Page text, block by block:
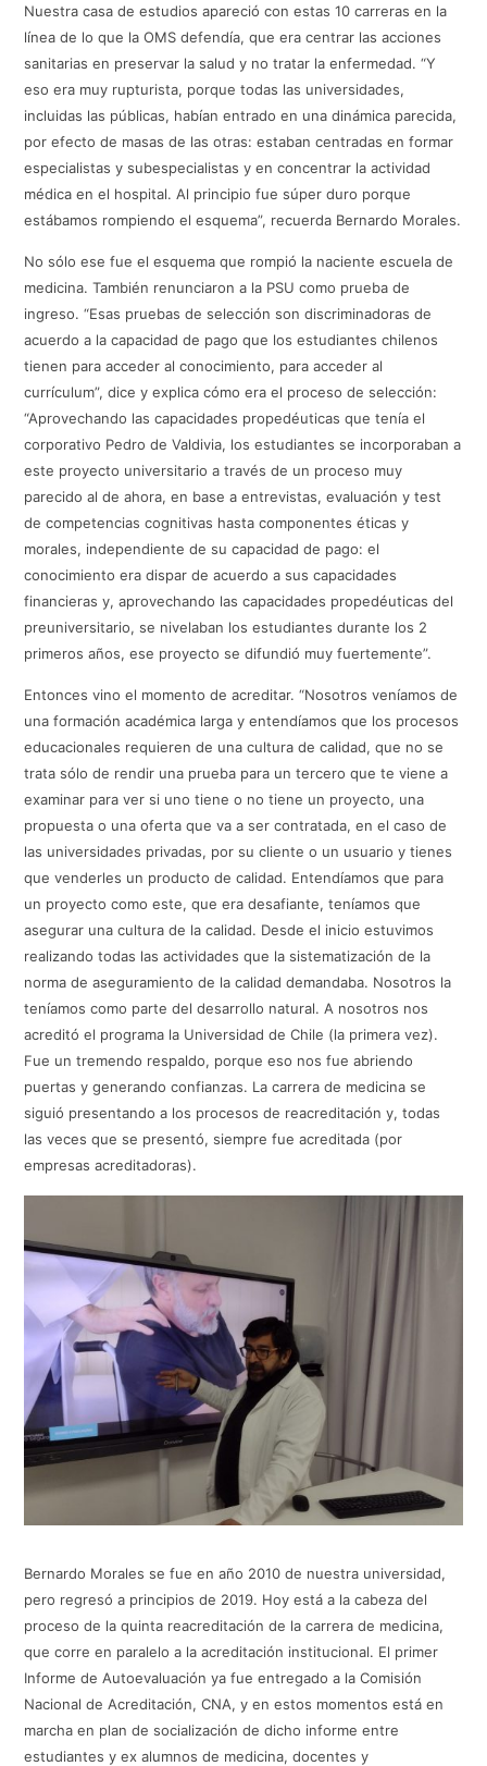
Nuestra casa de estudios apareció con estas 10 carreras en la
línea de lo que la OMS defendía, que era centrar las acciones
sanitarias en preservar la salud y no tratar la enfermedad. “Y
eso era muy rupturista, porque todas las universidades,
incluidas las públicas, habían entrado en una dinámica parecida,
por efecto de masas de las otras: estaban centradas en formar
especialistas y subespecialistas y en concentrar la actividad
médica en el hospital. Al principio fue súper duro porque
estábamos rompiendo el esquema”, recuerda Bernardo Morales.
No sólo ese fue el esquema que rompió la naciente escuela de
medicina. También renunciaron a la PSU como prueba de
ingreso. “Esas pruebas de selección son discriminadoras de
acuerdo a la capacidad de pago que los estudiantes chilenos
tienen para acceder al conocimiento, para acceder al
currículum”, dice y explica cómo era el proceso de selección:
“Aprovechando las capacidades propedéuticas que tenía el
corporativo Pedro de Valdivia, los estudiantes se incorporaban a
este proyecto universitario a través de un proceso muy
parecido al de ahora, en base a entrevistas, evaluación y test
de competencias cognitivas hasta componentes éticas y
morales, independiente de su capacidad de pago: el
conocimiento era dispar de acuerdo a sus capacidades
financieras y, aprovechando las capacidades propedéuticas del
preuniversitario, se nivelaban los estudiantes durante los 2
primeros años, ese proyecto se difundió muy fuertemente”.
Entonces vino el momento de acreditar. “Nosotros veníamos de
una formación académica larga y entendíamos que los procesos
educacionales requieren de una cultura de calidad, que no se
trata sólo de rendir una prueba para un tercero que te viene a
examinar para ver si uno tiene o no tiene un proyecto, una
propuesta o una oferta que va a ser contratada, en el caso de
las universidades privadas, por su cliente o un usuario y tienes
que venderles un producto de calidad. Entendíamos que para
un proyecto como este, que era desafiante, teníamos que
asegurar una cultura de la calidad. Desde el inicio estuvimos
realizando todas las actividades que la sistematización de la
norma de aseguramiento de la calidad demandaba. Nosotros la
teníamos como parte del desarrollo natural. A nosotros nos
acreditó el programa la Universidad de Chile (la primera vez).
Fue un tremendo respaldo, porque eso nos fue abriendo
puertas y generando confianzas. La carrera de medicina se
siguió presentando a los procesos de reacreditación y, todas
las veces que se presentó, siempre fue acreditada (por
empresas acreditadoras).
Bernardo Morales se fue en año 2010 de nuestra universidad,
pero regresó a principios de 2019. Hoy está a la cabeza del
proceso de la quinta reacreditación de la carrera de medicina,
que corre en paralelo a la acreditación institucional. El primer
Informe de Autoevaluación ya fue entregado a la Comisión
Nacional de Acreditación, CNA, y en estos momentos está en
marcha en plan de socialización de dicho informe entre
estudiantes y ex alumnos de medicina, docentes y